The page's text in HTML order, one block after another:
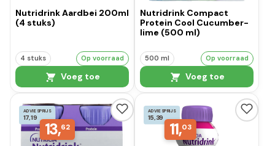
Nutridrink Aardbei 200ml
(4 stuks)
4 stuks Op voorraad
Voeg toe
Nutridrink Compact
Protein Cool Cucumber-
lime (500 ml)
500 ml Op voorraad
Voeg toe
ADVIESPRIJS
17,19
13,62
ADVIESPRIJS
15,39
11,03